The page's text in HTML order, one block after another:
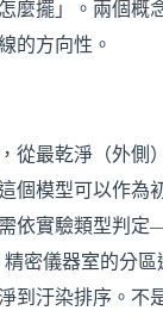
麼擺」。兩個概
的方向性。
從最乾淨（外側
個模型可以作為
需依實驗類型判
密儀器室的分區
到汙染排序。不